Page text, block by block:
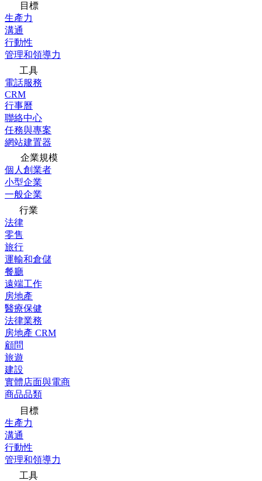
目標
生產力
溝通
行動性
管理和領導力
工具
電話服務
CRM
行事曆
聯絡中心
任務與專案
網站建置器
企業規模
個人創業者
小型企業
一般企業
行業
法律
零售
旅行
運輸和倉儲
餐廳
遠端工作
房地產
醫療保健
法律業務
房地產 CRM
顧問
旅遊
建設
實體店面與電商
商品品類
目標
生產力
溝通
行動性
管理和領導力
工具